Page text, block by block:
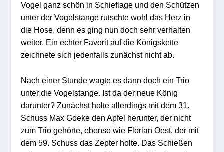
Vogel ganz schön in Schieflage und den Schützen
unter der Vogelstange rutschte wohl das Herz in
die Hose, denn es ging nun doch sehr verhalten
weiter. Ein echter Favorit auf die Königskette
zeichnete sich jedenfalls zunächst nicht ab.
Nach einer Stunde wagte es dann doch ein Trio
unter die Vogelstange. Ist da der neue König
darunter? Zunächst holte allerdings mit dem 31.
Schuss Max Goeke den Apfel herunter, der nicht
zum Trio gehörte, ebenso wie Florian Oest, der mit
dem 59. Schuss das Zepter holte. Das Schießen